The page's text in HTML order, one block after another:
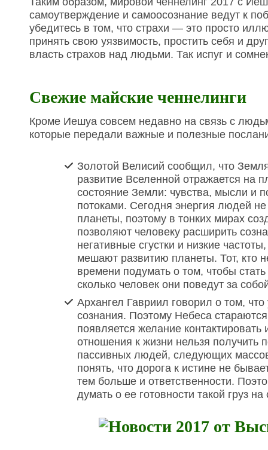
самоутверждение и самоосознание ведут к
убедитесь в том, что страхи — это просто
принять свою уязвимость, простить себя и
власть страхов над людьми. Так испуг и
Свежие майские ченнелинги
Кроме Иешуа совсем недавно на связь с
которые передали важные и полезные
Золотой Велисий сообщил, что
развитие Вселенной отражается на
состояние Земли: чувства, мысли и
потоками. Сегодня энергия людей
планеты, поэтому в тонких мирах
позволяют человеку расширить
негативные сгустки и низкие
мешают развитию планеты. Тот, кто
времени подумать о том, чтобы
сколько человек они поведут за
Архангел Гавриил говорил о том,
сознания. Поэтому Небеса
появляется желание
отношения к жизни нельзя получить
пассивных людей, следующих
понять, что дорога к истине не
тем больше и ответственности.
думать о ее готовности такой груз